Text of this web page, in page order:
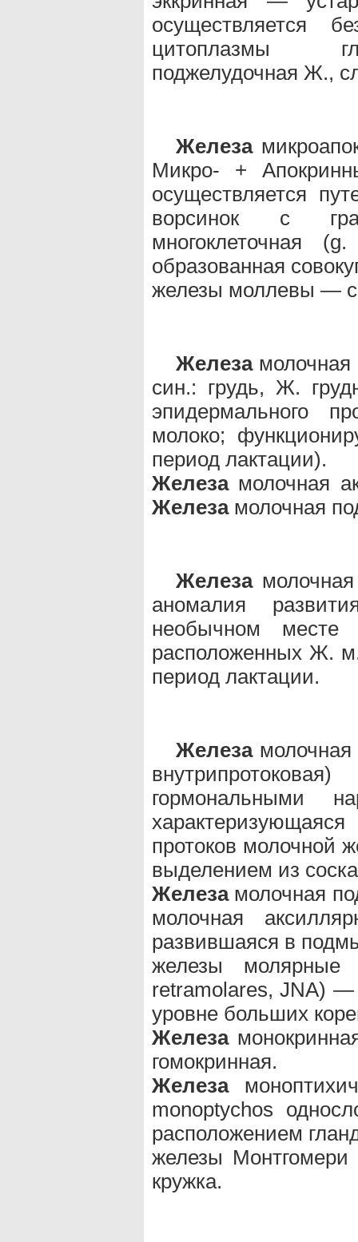
осуществляется
цитоплазмы
поджелудочная Ж.,
Железа
Микро- +
осуществляется
ворсинок с
многоклеточная
образованная
железы моллевы —
Железамолочная
син.: грудь, Ж.
эпидермального
молоко;
период лактации).
Железамолочная
Железамолочная
Железа
аномалия
необычном
расположенных Ж.
период лактации.
Железамолочная
гормональными
протоков молочной
выделением из
Железамолочная
молочная
развившаяся в
железы
retramolares, JNA)
уровне больших
Железа
гомокринная.
Железа
monoptychos
расположением
железы
кружка.